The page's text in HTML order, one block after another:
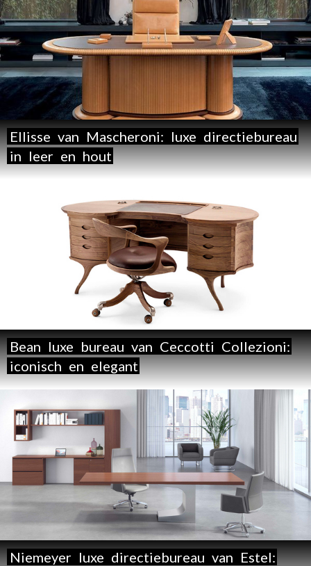
Ellisse van Mascheroni: luxe directiebureau
in leer en hout
Bean luxe bureau van Ceccotti Collezioni:
iconisch en elegant
Niemeyer luxe directiebureau van Estel: